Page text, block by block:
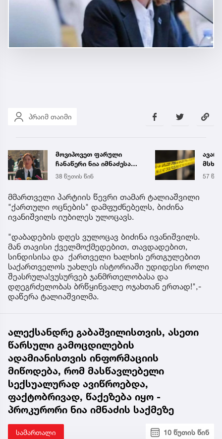
პრაიმ თაიმი
მოვიპოვეთ ფარული
ჩანაწერი ნია იმნაძესა
და მამამისს შორის,
განიხილავდნენ, როგორ
ჩაიდინა გაბაშვილმა
დანაშაული - ნიას მამა
ამბობს, რომ არასწორად
მოიქცა, თუმცა მამას
სხვანაირად ვერ
მოიქცეოდა,
თანამედროვე ეპოქაში
სხვანაირად ხდება -
პროკურორი
38 წუთის წინ 57
მმართველი პარტიის წევრი თამარ ტალიაშვილი
"ქართული ოცნების" დამფუძნებელს, ბიძინა
ივანიშვილს იუბილეს ულოცავს.
"დაბადების დღეს ვულოცავ ბიძინა ივანიშვილს.
მან თავისი ქველმოქმედებით, თავდადებით,
სინდისისა და ქართველი ხალხის ერთგულებით
საქართველოს უახლეს ისტორიაში უდიდესი როლი
შეასრულა!ვუსურვებ ჯანმრთელობასა და
დღეგრძელობას ბრწყინვალე ოჯახთან ერთად!",-
დაწერა ტალიაშვილმა.
ალექსანდრე გაბაშვილისთვის, ასეთი
წარსული გამოცდილების
ადამიანისთვის ინფორმაციის
მიწოდება, რომ მასწავლებელი
სექსუალურად ავიწროებდა,
ფაქტობრივად, წაქეზება იყო -
პროკურორი ნია იმნაძის საქმეზე
სამართალი 10 წუთის წინ